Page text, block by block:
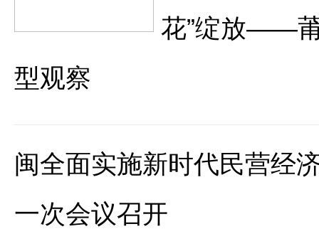
花”绽放——
型观察
闽全面实施新时代民营经
一次会议召开